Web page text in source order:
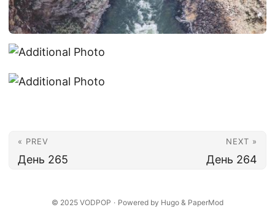
« PREV
День 265
NEXT »
День 264
© 2025 VODPOP · Powered by Hugo & PaperMod